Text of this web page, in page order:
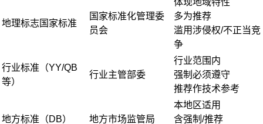
地理标志国家标准
国家标准化管理委
员会
体现地域特性
多为推荐
滥用涉侵权/不正当竞
争
行业标准（YY/QB
等）
行业主管部委
行业范围内
强制必须遵守
推荐作技术参考
地方标准（DB） 地方市场监管局
本地区适用
含强制/推荐